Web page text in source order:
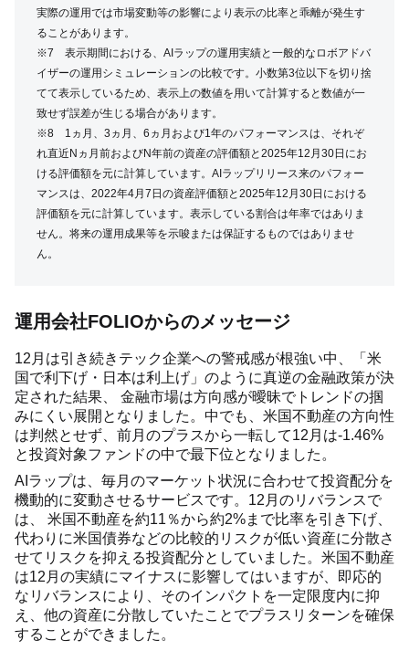
実際の運用では市場変動等の影響により表示の比率と乖離が発生す
ることがあります。
※7 表示期間における、AIラップの運用実績と一般的なロボアドバ
イザーの運用シミュレーションの比較です。小数第3位以下を切り捨
てて表示しているため、表示上の数値を用いて計算すると数値が一
致せず誤差が生じる場合があります。
※8 1ヵ月、3ヵ月、6ヵ月および1年のパフォーマンスは、それぞ
れ直近Nヵ月前およびN年前の資産の評価額と2025年12月30日にお
ける評価額を元に計算しています。AIラップリリース来のパフォー
マンスは、2022年4月7日の資産評価額と2025年12月30日における
評価額を元に計算しています。表示している割合は年率ではありま
せん。将来の運用成果等を示唆または保証するものではありませ
ん。
運用会社FOLIOからのメッセージ
12月は引き続きテック企業への警戒感が根強い中、「米
国で利下げ・日本は利上げ」のように真逆の金融政策が決
定された結果、 金融市場は方向感が曖昧でトレンドの掴
みにくい展開となりました。中でも、米国不動産の方向性
は判然とせず、前月のプラスから一転して12月は-1.46%
と投資対象ファンドの中で最下位となりました。
AIラップは、毎月のマーケット状況に合わせて投資配分を
機動的に変動させるサービスです。12月のリバランスで
は、 米国不動産を約11％から約2%まで比率を引き下げ、
代わりに米国債券などの比較的リスクが低い資産に分散さ
せてリスクを抑える投資配分としていました。米国不動産
は12月の実績にマイナスに影響してはいますが、即応的
なリバランスにより、そのインパクトを一定限度内に抑
え、他の資産に分散していたことでプラスリターンを確保
することができました。